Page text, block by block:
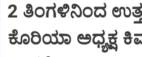
2 ತಿಂಗಳಿನಿಂದ
ಕೊರಿಯಾ ಅಧ್ಯಕ್ಷ